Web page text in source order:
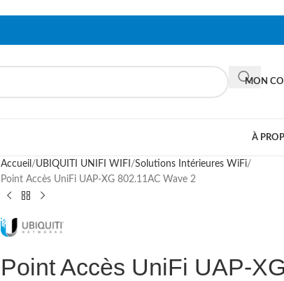
MON
À
Accueil UBIQUITI UNIFI WIFI
Solutions Intérieures WiFi
Point Accès UniFi UAP-XG 802.11AC Wave 2
Point Accès UniFi UAP-